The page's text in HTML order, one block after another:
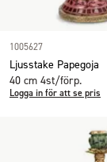
1005627
Ljusstake Papegoja
40 cm 4st/förp.
Logga in för att se pris